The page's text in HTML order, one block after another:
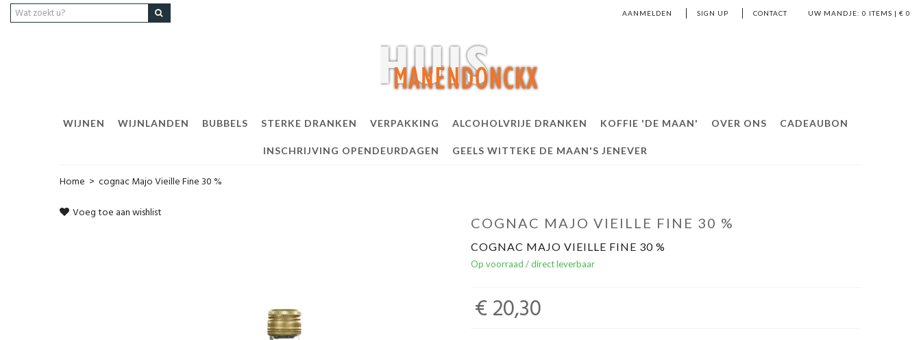
UW MANDJE: 0 ITEMS | € 0
AANMELDEN SIGN UP CONTACT
WIJNEN WIJNLANDEN BUBBELS STERKE DRANKEN VERPAKKING ALCOHOLVRIJE DRANKEN KOFFIE 'DE MAAN' OVER ONS CADEAUBON
INSCHRIJVING OPENDEURDAGEN GEELS WITTEKE DE MAAN'S JENEVER
Home > cognac Majo Vieille Fine 30 %
Voeg toe aan wishlist
COGNAC MAJO VIEILLE FINE 30 %
COGNAC MAJO VIEILLE FINE 30 %
Op voorraad / direct leverbaar
€ 20,30